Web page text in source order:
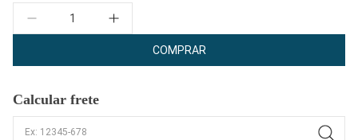
Quantidade
COMPRAR
Calcular frete